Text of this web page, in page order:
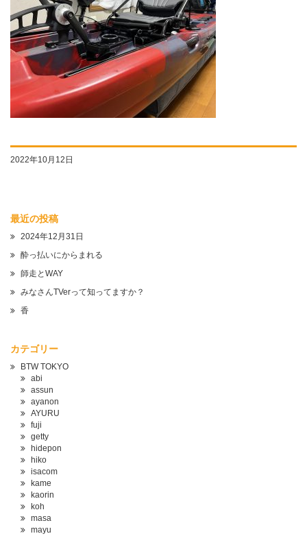
2022年10月12日
最近の投稿
2024年12月31日
酔っ払いにからまれる
師走とWAY
みなさんTVerって知ってますか？
香
カテゴリー
BTW TOKYO
abi
assun
ayanon
AYURU
fuji
getty
hidepon
hiko
isacom
kame
kaorin
koh
masa
mayu